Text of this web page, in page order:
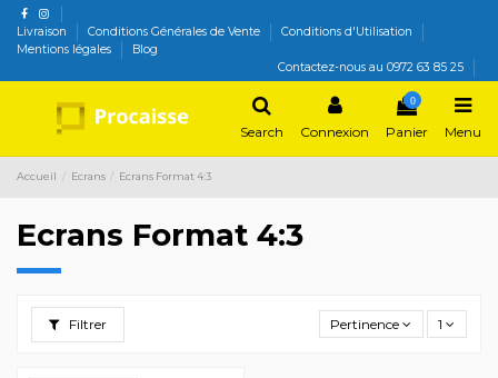
Livraison Conditions Générales de Vente
Conditions d'Utilisation
Mentions légales
Blog
Contactez-nous au 0972 63 85 25
Search Connexion
0
Panier Menu
Accueil Ecrans Ecrans Format 4:3
Ecrans Format 4:3
Filtrer Pertinence 1